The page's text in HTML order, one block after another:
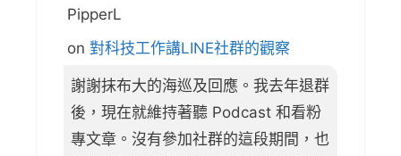
PipperL
on 對科技工作講LINE社群的觀察
謝謝抹布大的海巡及回應。我去年退群
後，現在就維持著聽 Podcast 和看粉
專文章。沒有參加社群的這段期間，也